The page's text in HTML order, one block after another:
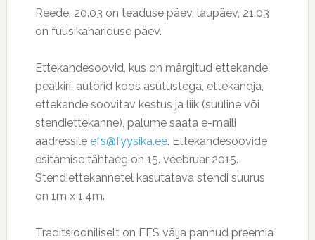
Reede, 20.03 on teaduse päev, laupäev, 21.03
on füüsikahariduse päev.
Ettekandesoovid, kus on märgitud ettekande
pealkiri, autorid koos asutustega, ettekandja,
ettekande soovitav kestus ja liik (suuline või
stendiettekanne), palume saata e-maili
aadressile efs@fyysika.ee. Ettekandesoovide
esitamise tähtaeg on 15. veebruar 2015.
Stendiettekannetel kasutatava stendi suurus
on 1m x 1.4m.
Traditsiooniliselt on EFS välja pannud preemia